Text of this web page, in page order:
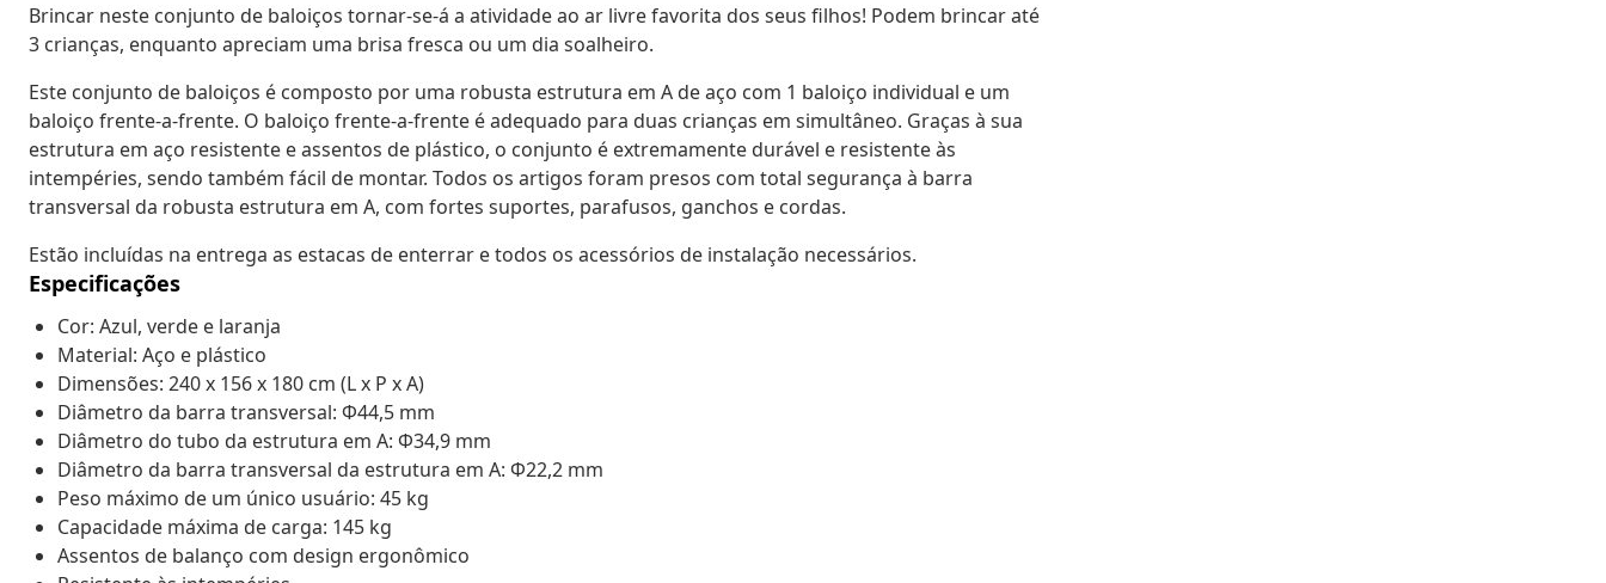
Brincar neste conjunto de baloiços tornar-se-á a atividade ao ar livre favorita dos seus filhos! Podem brincar até
3 crianças, enquanto apreciam uma brisa fresca ou um dia soalheiro.
Este conjunto de baloiços é composto por uma robusta estrutura em A de aço com 1 baloiço individual e um
baloiço frente-a-frente. O baloiço frente-a-frente é adequado para duas crianças em simultâneo. Graças à sua
estrutura em aço resistente e assentos de plástico, o conjunto é extremamente durável e resistente às
intempéries, sendo também fácil de montar. Todos os artigos foram presos com total segurança à barra
transversal da robusta estrutura em A, com fortes suportes, parafusos, ganchos e cordas.
Estão incluídas na entrega as estacas de enterrar e todos os acessórios de instalação necessários.
Especificações
Cor: Azul, verde e laranja
Material: Aço e plástico
Dimensões: 240 x 156 x 180 cm (L x P x A)
Diâmetro da barra transversal: Φ44,5 mm
Diâmetro do tubo da estrutura em A: Φ34,9 mm
Diâmetro da barra transversal da estrutura em A: Φ22,2 mm
Peso máximo de um único usuário: 45 kg
Capacidade máxima de carga: 145 kg
Assentos de balanço com design ergonômico